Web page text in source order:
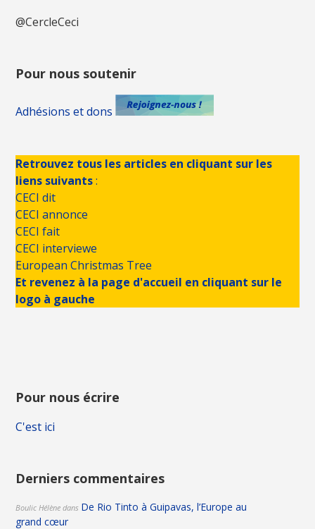
@CercleCeci
Pour nous soutenir
Adhésions et dons
Retrouvez tous les articles en cliquant sur les
liens suivants:
CECI dit
CECI annonce
CECI fait
CECI interviewe
European Christmas Tree
Et revenez à la page d'accueil en cliquant sur le
logo à gauche
Pour nous écrire
C'est ici
Derniers commentaires
Boulic Hélène dans De Rio Tinto à Guipavas, l’Europe au
grand cœur